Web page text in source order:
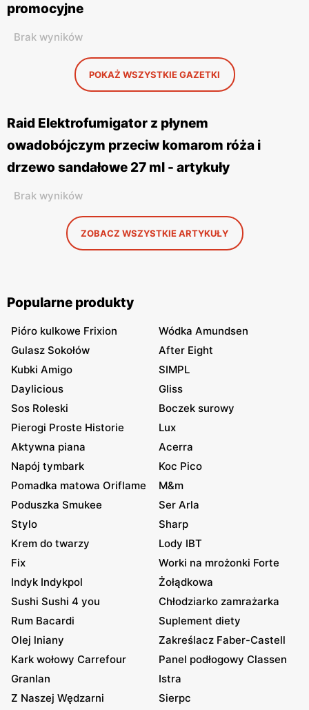
promocyjne
Brak wyników
POKAŻ WSZYSTKIE GAZETKI
Raid Elektrofumigator z płynem
owadobójczym przeciw komarom róża i
drzewo sandałowe 27 ml - artykuły
Brak wyników
ZOBACZ WSZYSTKIE ARTYKUŁY
Popularne produkty
Pióro kulkowe Frixion
Wódka Amundsen
Gulasz Sokołów
After Eight
Kubki Amigo
SIMPL
Daylicious
Gliss
Sos Roleski
Boczek surowy
Pierogi Proste Historie
Lux
Aktywna piana
Acerra
Napój tymbark
Koc Pico
Pomadka matowa Oriflame
M&m
Poduszka Smukee
Ser Arla
Stylo
Sharp
Krem do twarzy
Lody IBT
Fix
Worki na mrożonki Forte
Indyk Indykpol
Żołądkowa
Sushi Sushi 4 you
Chłodziarko zamrażarka
Rum Bacardi
Suplement diety
Olej lniany
Zakreślacz Faber-Castell
Kark wołowy Carrefour
Panel podłogowy Classen
Granlan
Istra
Z Naszej Wędzarni
Sierpc